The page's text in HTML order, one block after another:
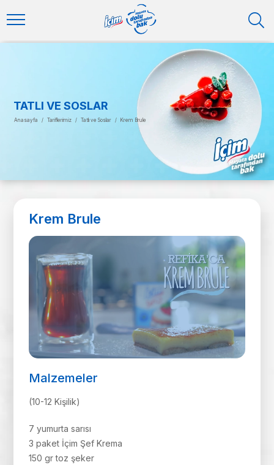
TATLI VE SOSLAR
Anasayfa / Tariflerimiz / Tatlı ve Soslar / Krem Brule
Krem Brule
Malzemeler
(10-12 Kişilik)
7 yumurta sarısı
3 paket İçim Şef Krema
150 gr toz şeker